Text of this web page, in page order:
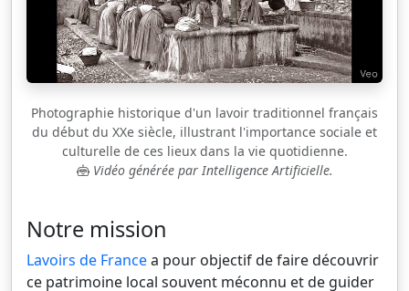
Photographie historique d'un lavoir traditionnel français
du début du XXe siècle, illustrant l'importance sociale et
culturelle de ces lieux dans la vie quotidienne.
Vidéo générée par Intelligence Artificielle.
Notre mission
Lavoirs de Francea pour objectif de faire découvrir
ce patrimoine local souvent méconnu et de guider